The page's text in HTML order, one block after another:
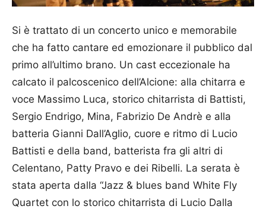
Si è trattato di un concerto unico e memorabile
che ha fatto cantare ed emozionare il pubblico dal
primo all’ultimo brano. Un cast eccezionale ha
calcato il palcoscenico dell’Alcione: alla chitarra e
voce Massimo Luca, storico chitarrista di Battisti,
Sergio Endrigo, Mina, Fabrizio De Andrè e alla
batteria Gianni Dall’Aglio, cuore e ritmo di Lucio
Battisti e della band, batterista fra gli altri di
Celentano, Patty Pravo e dei Ribelli. La serata è
stata aperta dalla “Jazz & blues band White Fly
Quartet con lo storico chitarrista di Lucio Dalla